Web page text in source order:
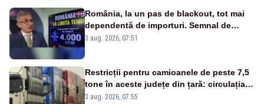
România, la un pas de blackout, tot mai
dependentă de importuri. Semnal de
alarmă tras de un expert în energie
3 aug. 2026, 07:51
Restricții pentru camioanele de peste 7,5
tone în aceste județe din țară: circulația
este interzisă luni, între orele 12:00 și
3 aug. 2026, 07:55